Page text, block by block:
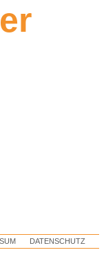
DATENSCHUTZ